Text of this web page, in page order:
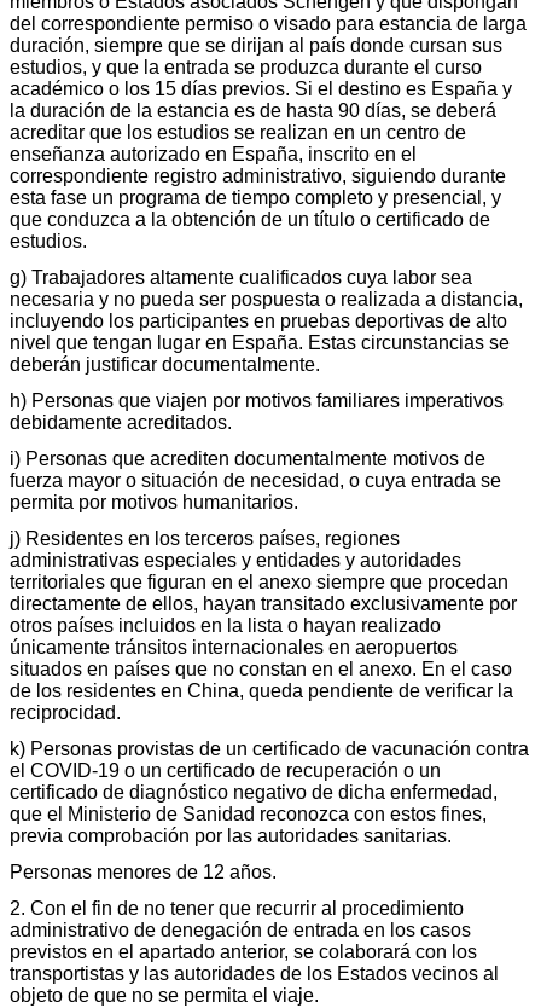
del correspondiente permiso o visado para estancia de larga
duración, siempre que se dirijan al país donde cursan sus
estudios, y que la entrada se produzca durante el curso
académico o los 15 días previos. Si el destino es España y
la duración de la estancia es de hasta 90 días, se deberá
acreditar que los estudios se realizan en un centro de
enseñanza autorizado en España, inscrito en el
correspondiente registro administrativo, siguiendo durante
esta fase un programa de tiempo completo y presencial, y
que conduzca a la obtención de un título o certificado de
estudios.
g) Trabajadores altamente cualificados cuya labor sea
necesaria y no pueda ser pospuesta o realizada a distancia,
incluyendo los participantes en pruebas deportivas de alto
nivel que tengan lugar en España. Estas circunstancias se
deberán justificar documentalmente.
h) Personas que viajen por motivos familiares imperativos
debidamente acreditados.
i) Personas que acrediten documentalmente motivos de
fuerza mayor o situación de necesidad, o cuya entrada se
permita por motivos humanitarios.
j) Residentes en los terceros países, regiones
administrativas especiales y entidades y autoridades
territoriales que figuran en el anexo siempre que procedan
directamente de ellos, hayan transitado exclusivamente por
otros países incluidos en la lista o hayan realizado
únicamente tránsitos internacionales en aeropuertos
situados en países que no constan en el anexo. En el caso
de los residentes en China, queda pendiente de verificar la
reciprocidad.
k) Personas provistas de un certificado de vacunación contra
el COVID-19 o un certificado de recuperación o un
certificado de diagnóstico negativo de dicha enfermedad,
que el Ministerio de Sanidad reconozca con estos fines,
previa comprobación por las autoridades sanitarias.
Personas menores de 12 años.
2. Con el fin de no tener que recurrir al procedimiento
administrativo de denegación de entrada en los casos
previstos en el apartado anterior, se colaborará con los
transportistas y las autoridades de los Estados vecinos al
objeto de que no se permita el viaje.